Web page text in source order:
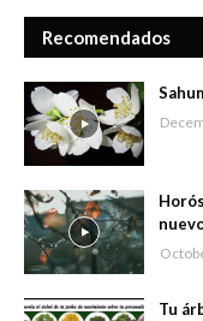
Recomendados
Tu